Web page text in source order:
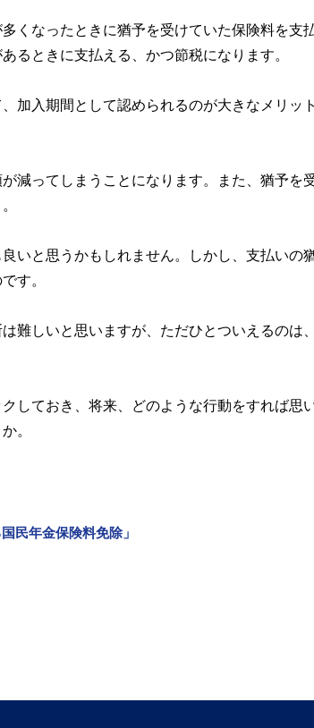
くなったときに猶予を受けていた保険料を支
るときに支払える、かつ節税になります。
加入期間として認められるのが大きなメリッ
減ってしまうことになります。また、猶予を
いと思うかもしれません。しかし、支払いの
す。
難しいと思いますが、ただひとついえるのは
しておき、将来、どのような行動をすれば思
。
民年金保険料免除」